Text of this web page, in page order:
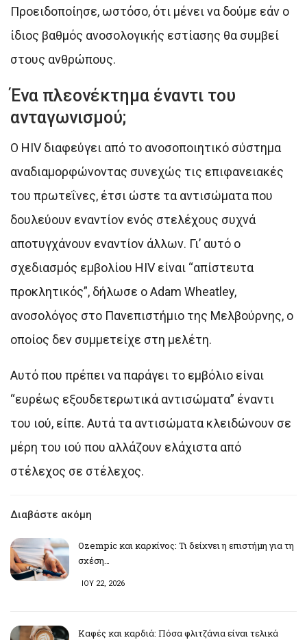
Προειδοποίησε, ωστόσο, ότι μένει να δούμε εάν ο
ίδιος βαθμός ανοσολογικής εστίασης θα συμβεί
στους ανθρώπους.
Ένα πλεονέκτημα έναντι του
ανταγωνισμού;
Ο HIV διαφεύγει από το ανοσοποιητικό σύστημα
αναδιαμορφώνοντας συνεχώς τις επιφανειακές
του πρωτεΐνες, έτσι ώστε τα αντισώματα που
δουλεύουν εναντίον ενός στελέχους συχνά
αποτυγχάνουν εναντίον άλλων. Γι’ αυτό ο
σχεδιασμός εμβολίου HIV είναι “απίστευτα
προκλητικός”, δήλωσε ο Adam Wheatley,
ανοσολόγος στο Πανεπιστήμιο της Μελβούρνης, ο
οποίος δεν συμμετείχε στη μελέτη.
Αυτό που πρέπει να παράγει το εμβόλιο είναι
“ευρέως εξουδετερωτικά αντισώματα” έναντι
του ιού, είπε. Αυτά τα αντισώματα κλειδώνουν σε
μέρη του ιού που αλλάζουν ελάχιστα από
στέλεχος σε στέλεχος.
Διαβάστε ακόμη
Ozempic και καρκίνος: Τι δείχνει η επιστήμη για τη
σχέση…
ΙΟΥ 22, 2026
Καφές και καρδιά: Πόσα φλιτζάνια είναι τελικά